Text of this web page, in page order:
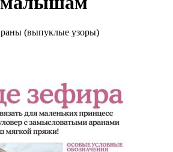
(выпуклые узоры)